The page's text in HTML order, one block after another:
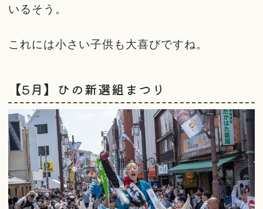
いるそう。
これには小さい子供も大喜びですね。
【5月】ひの新選組まつり